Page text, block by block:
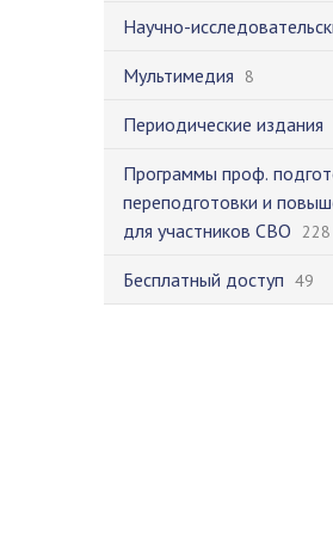
Научно-
Мультимедия 8
Периодические издания
Программы проф.
переподготовки и
для участников СВО 228
Бесплатный доступ 49